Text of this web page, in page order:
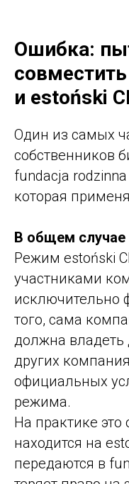
Ошибка:
и estoński
Один из самых
собственников
fundacja
которая
В общем случае
Режим estoński
участниками
исключительно
того, сама
должна
других
официальных
режима.
На практике это
находится на
передаются в